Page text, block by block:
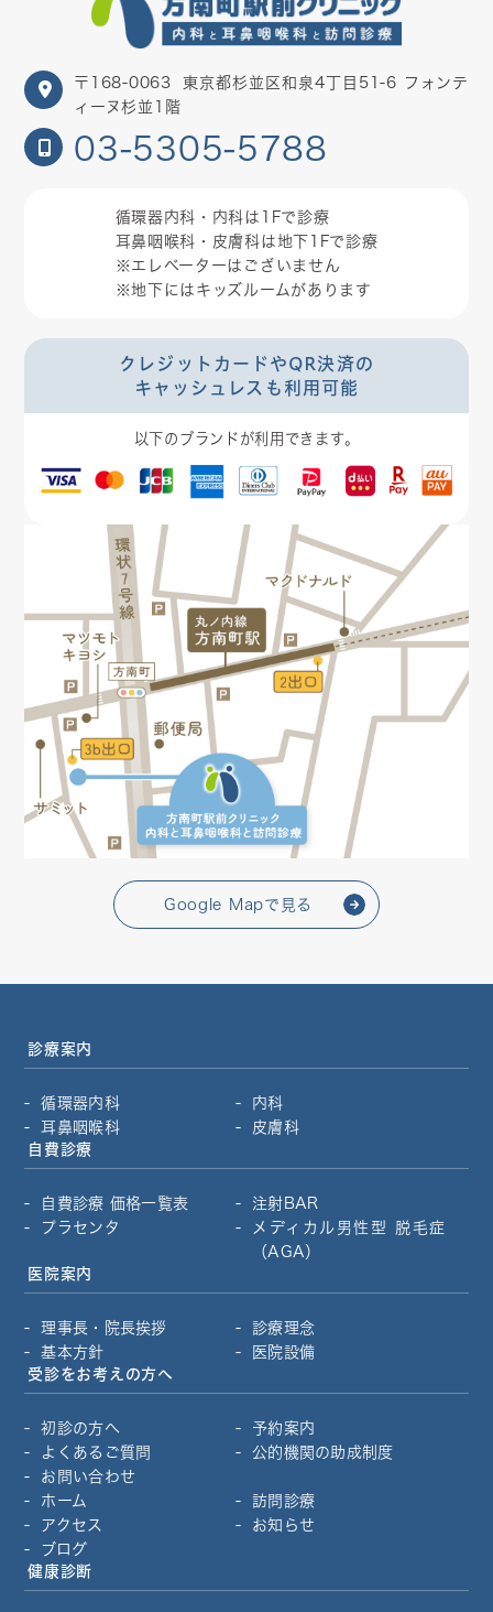
〒168-0063
東京都杉並区和泉4丁目51-6 フォンテ
ィーヌ杉並1階
03-5305-5788
循環器内科・内科は1Fで診療
耳鼻咽喉科・皮膚科は地下1Fで診療
※エレベーターはございません
※地下にはキッズルームがあります
クレジットカードやQR決済の
キャッシュレスも利用可能
以下のブランドが利用できます。
Google Mapで見る
診療案内
循環器内科
内科
耳鼻咽喉科
皮膚科
自費診療
自費診療 価格一覧表
注射BAR
プラセンタ
メディカル男性型
脱毛症
（AGA）
医院案内
理事長・院長挨拶
診療理念
基本方針
医院設備
受診をお考えの方へ
初診の方へ
予約案内
よくあるご質問
公的機関の助成制度
お問い合わせ
ホーム
訪問診療
アクセス
お知らせ
ブログ
健康診断